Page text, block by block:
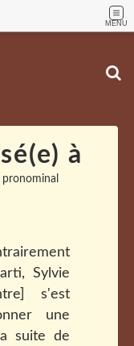
MENU
à
Sylvie
s'est
une
suite de